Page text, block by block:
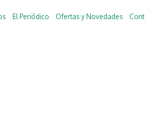
El Periódico Ofertas y Novedades